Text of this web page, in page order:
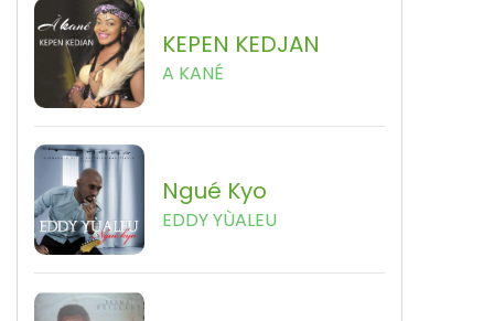
KEPEN KEDJAN
A KANÉ
Ngué Kyo
EDDY YÙALEU